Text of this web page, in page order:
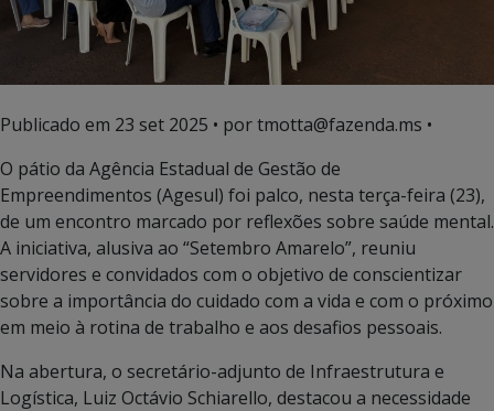
Publicado em 23 set 2025 • por tmotta@fazenda.ms •
O pátio da Agência Estadual de Gestão de
Empreendimentos (Agesul) foi palco, nesta terça-feira (23),
de um encontro marcado por reflexões sobre saúde mental.
A iniciativa, alusiva ao “Setembro Amarelo”, reuniu
servidores e convidados com o objetivo de conscientizar
sobre a importância do cuidado com a vida e com o próximo
em meio à rotina de trabalho e aos desafios pessoais.
Na abertura, o secretário-adjunto de Infraestrutura e
Logística, Luiz Octávio Schiarello, destacou a necessidade